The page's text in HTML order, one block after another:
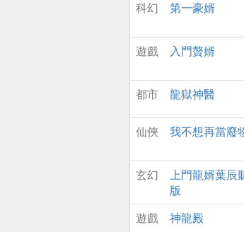
牙
子
空
蹤
科幻
第一豪婿
遊戲 入門贅婿
都市 龍獄神醫
仙俠 我不想再當廢
玄幻
上門龍婿葉辰
版
遊戲 神龍殿